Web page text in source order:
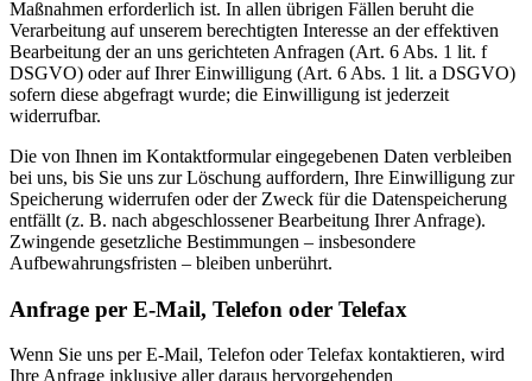
Maßnahmen erforderlich ist. In allen übrigen Fällen beruht die
Verarbeitung auf unserem berechtigten Interesse an der effektiven
Bearbeitung der an uns gerichteten Anfragen (Art. 6 Abs. 1 lit. f
DSGVO) oder auf Ihrer Einwilligung (Art. 6 Abs. 1 lit. a DSGVO)
sofern diese abgefragt wurde; die Einwilligung ist jederzeit
widerrufbar.
Die von Ihnen im Kontaktformular eingegebenen Daten verbleiben
bei uns, bis Sie uns zur Löschung auffordern, Ihre Einwilligung zur
Speicherung widerrufen oder der Zweck für die Datenspeicherung
entfällt (z. B. nach abgeschlossener Bearbeitung Ihrer Anfrage).
Zwingende gesetzliche Bestimmungen – insbesondere
Aufbewahrungsfristen – bleiben unberührt.
Anfrage per E-Mail, Telefon oder Telefax
Wenn Sie uns per E-Mail, Telefon oder Telefax kontaktieren, wird
Ihre Anfrage inklusive aller daraus hervorgehenden